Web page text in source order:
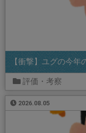
【衝撃】ユグの今年
評価・考察
2026.08.05